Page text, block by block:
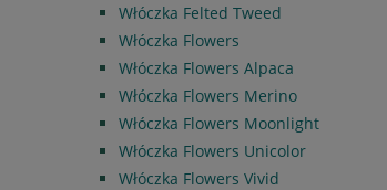
Włóczka Felted Tweed
Włóczka Flowers
Włóczka Flowers Alpaca
Włóczka Flowers Merino
Włóczka Flowers Moonlight
Włóczka Flowers Unicolor
Włóczka Flowers Vivid